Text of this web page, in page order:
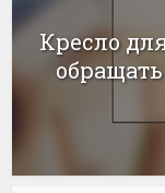
Кресло